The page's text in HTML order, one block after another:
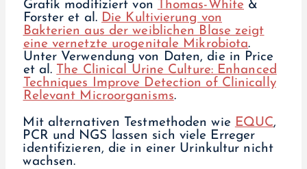
Grafik modifiziert von Thomas-White &
Forster et al. Die Kultivierung von
Bakterien aus der weiblichen Blase zeigt
eine vernetzte urogenitale Mikrobiota.
Unter Verwendung von Daten, die in Price
et al. The Clinical Urine Culture: Enhanced
Techniques Improve Detection of Clinically
Relevant Microorganisms.
Mit alternativen Testmethoden wie EQUC,
PCR und NGS lassen sich viele Erreger
identifizieren, die in einer Urinkultur nicht
wachsen.